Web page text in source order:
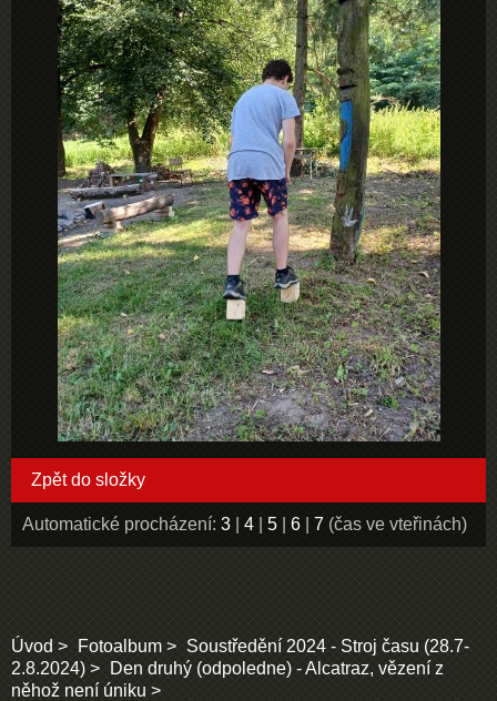
Zpět do složky
Automatické procházení: 3 4 5 6 7 (čas ve vteřinách)
Úvod Fotoalbum
Soustředění 2024 - Stroj času (28.7-
2.8.2024)
Den druhý (odpoledne) - Alcatraz, vězení z
něhož není úniku